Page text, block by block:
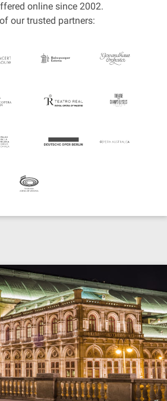
online since 2002.
our trusted partners: